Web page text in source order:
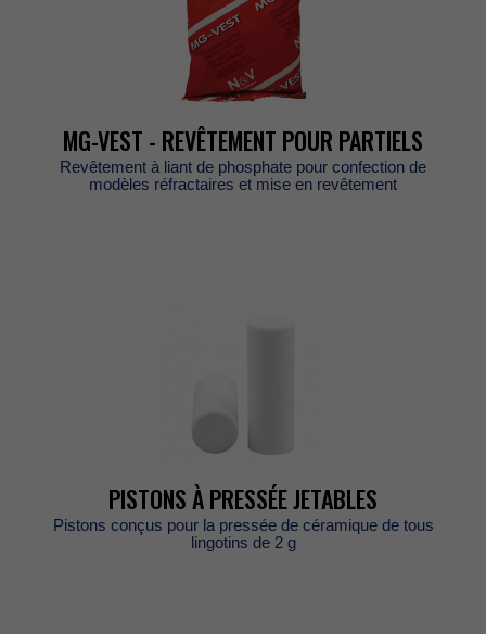
MG-VEST-REVÊTEMENTPOURPARTIELS
Revêtementàliantdephosphatepourconfectionde
modèlesréfractairesetmiseenrevêtement
PISTONSÀPRESSÉEJETABLES
Pistonsconçuspourlapresséedecéramiquedetous
lingotinsde2g